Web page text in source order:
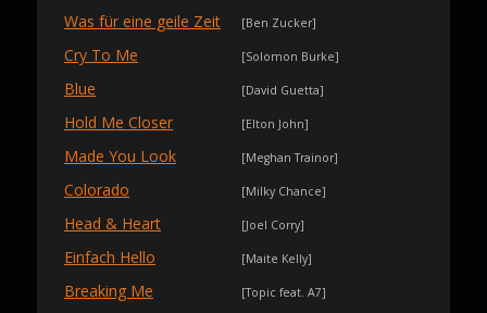
Was für eine geile Zeit [Ben Zucker]
Cry To Me [Solomon Burke]
Blue [David Guetta]
Hold Me Closer [Elton John]
Made You Look [Meghan Trainor]
Colorado [Milky Chance]
Head & Heart [Joel Corry]
Einfach Hello [Maite Kelly]
Breaking Me [Topic feat. A7]